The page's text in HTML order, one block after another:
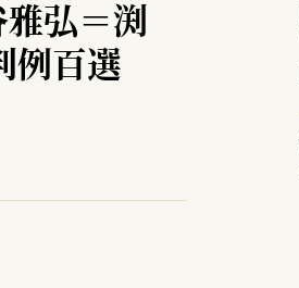
雅弘＝渕
例百選